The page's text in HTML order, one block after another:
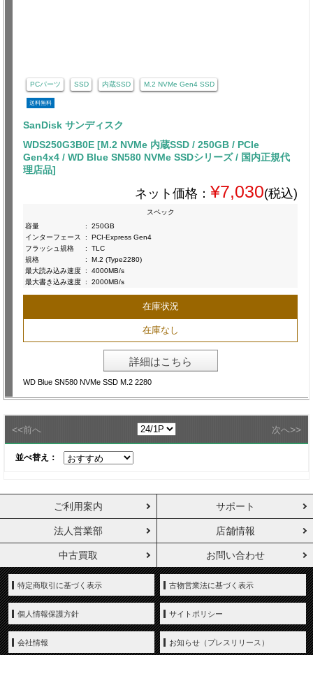
PCパーツ SSD 内蔵SSD M.2 NVMe Gen4 SSD
送料無料
SanDisk サンディスク
WDS250G3B0E [M.2 NVMe 内蔵SSD / 250GB / PCIe
Gen4x4 / WD Blue SN580 NVMe SSDシリーズ / 国内正規代
理店品]
ネット価格： ¥7,030(税込)
スペック
容量
:
250GB
インターフェース
:
PCI-Express Gen4
フラッシュ規格
:
TLC
規格
:
M.2 (Type2280)
最大読み込み速度 :
4000MB/s
最大書き込み速度 : 2000MB/s
在庫状況
在庫なし
詳細はこちら
WD Blue SN580 NVMe SSD M.2 2280
<<前へ 次へ>>
並べ替え：
ご利用案内 サポート
法人営業部 店舗情報
中古買取 お問い合わせ
特定商取引に基づく表示 古物営業法に基づく表示
個人情報保護方針 サイトポリシー
会社情報 お知らせ（プレスリリース）